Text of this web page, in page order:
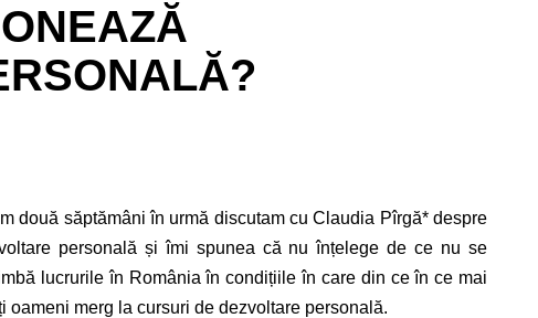
două săptămâni în urmă discutam cu Claudia Pîrgă* despre
personală și îmi spunea că nu înțelege de ce nu se
lucrurile în România în condițiile în care din ce în ce mai
oameni merg la cursuri de dezvoltare personală.